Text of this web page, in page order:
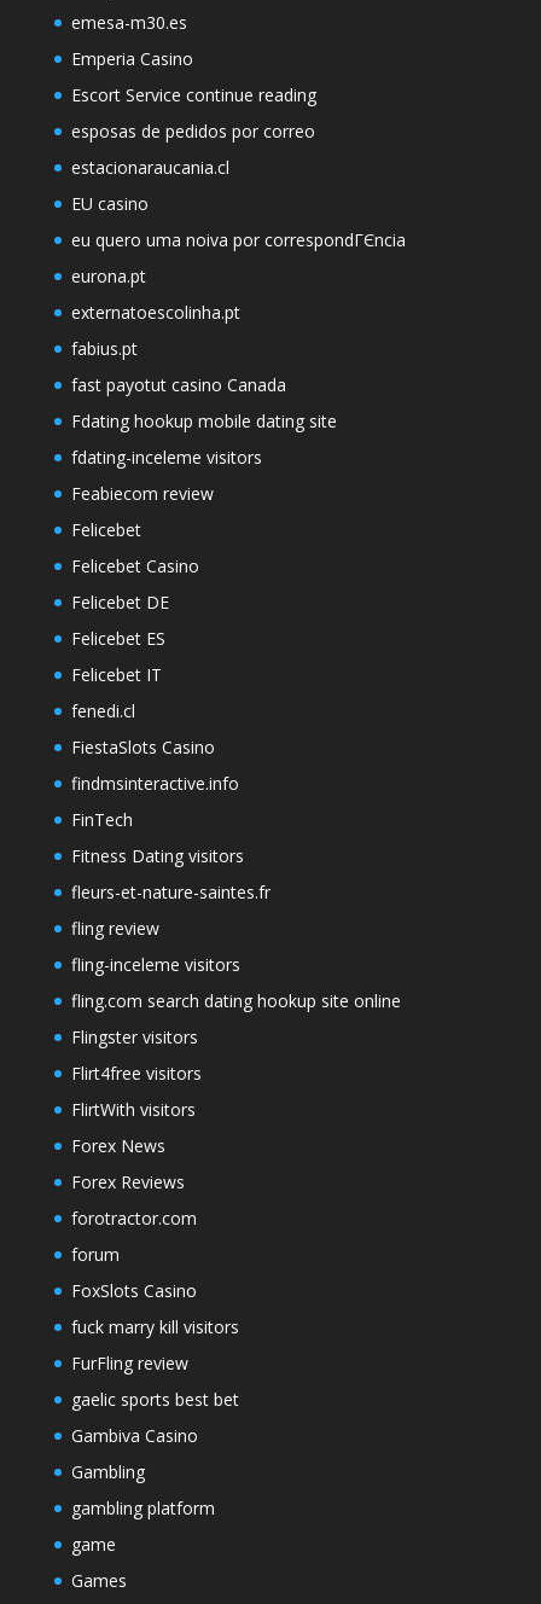
emesa-m30.es
Emperia Casino
Escort Service continue reading
esposas de pedidos por correo
estacionaraucania.cl
EU casino
eu quero uma noiva por correspondГЄncia
eurona.pt
externatoescolinha.pt
fabius.pt
fast payotut casino Canada
Fdating hookup mobile dating site
fdating-inceleme visitors
Feabiecom review
Felicebet
Felicebet Casino
Felicebet DE
Felicebet ES
Felicebet IT
fenedi.cl
FiestaSlots Casino
findmsinteractive.info
FinTech
Fitness Dating visitors
fleurs-et-nature-saintes.fr
fling review
fling-inceleme visitors
fling.com search dating hookup site online
Flingster visitors
Flirt4free visitors
FlirtWith visitors
Forex News
Forex Reviews
forotractor.com
forum
FoxSlots Casino
fuck marry kill visitors
FurFling review
gaelic sports best bet
Gambiva Casino
Gambling
gambling platform
game
Games